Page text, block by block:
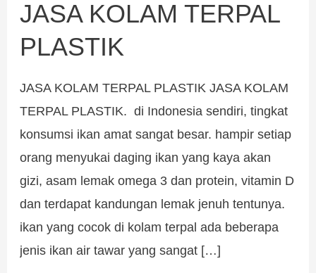
JASA KOLAM TERPAL
PLASTIK
JASA KOLAM TERPAL PLASTIK JASA KOLAM
TERPAL PLASTIK. di Indonesia sendiri, tingkat
konsumsi ikan amat sangat besar. hampir setiap
orang menyukai daging ikan yang kaya akan
gizi, asam lemak omega 3 dan protein, vitamin D
dan terdapat kandungan lemak jenuh tentunya.
ikan yang cocok di kolam terpal ada beberapa
jenis ikan air tawar yang sangat […]
TERPAL